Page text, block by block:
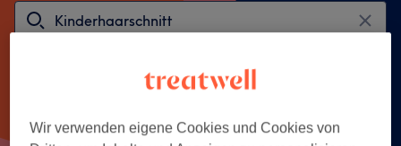
Wir verwenden eigene Cookies und Cookies von